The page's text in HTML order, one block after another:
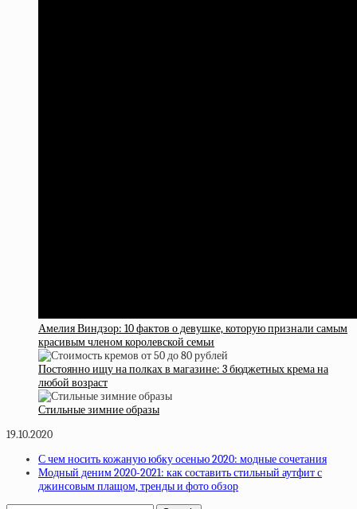
Амелия Виндзор: 10 фактов о девушке, которую признали самым
красивым членом королевской семьи
Постоянно ищу на полках в магазине: 3 бюджетных крема на
любой возраст
Стильные зимние образы
19.10.2020
С чем носить кожаную юбку осенью 2020: модные сочетания
Модный деним 2020-2021: как составить стильный аутфит с
джинсовым плащом, тренды и фото обзор